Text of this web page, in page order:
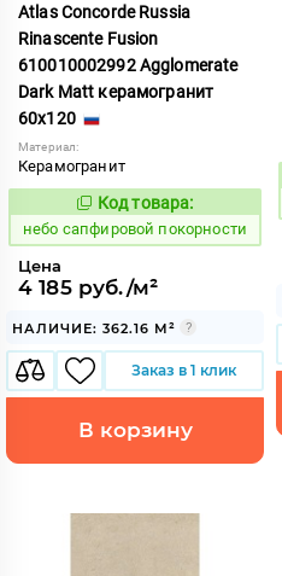
Atlas Concorde Russia
Rinascente Fusion
610010002992 Agglomerate
Dark Matt керамогранит
60x120
Материал:
Керамогранит
1119572
Код товара:
небо сапфировой покорности
Цена
4 185 руб./м²
НАЛИЧИЕ: 362.16 М²
Заказ в 1 клик
В корзину